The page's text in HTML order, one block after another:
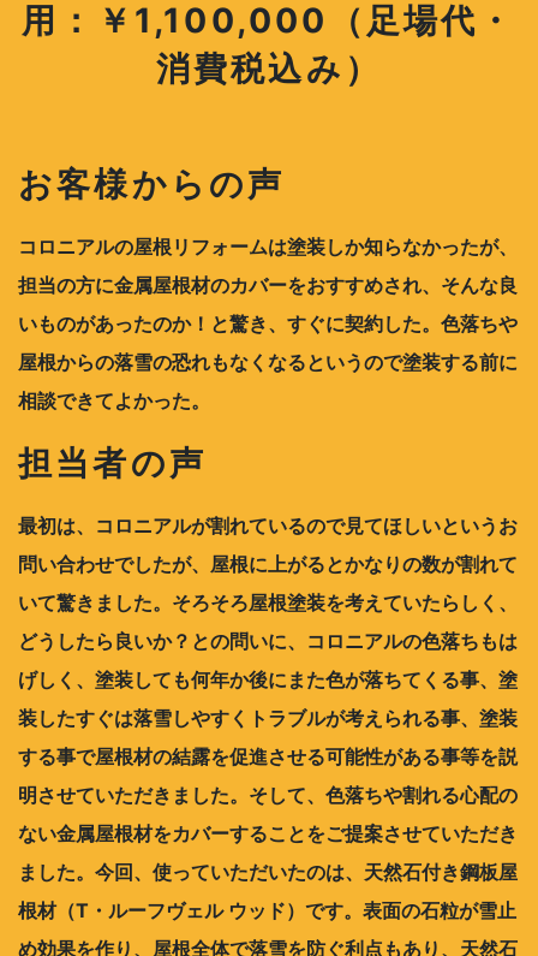
用：￥1,100,000（足場代・
消費税込み）
お客様からの声
コロニアルの屋根リフォームは塗装しか知らなかったが、
担当の方に金属屋根材のカバーをおすすめされ、そんな良
いものがあったのか！と驚き、すぐに契約した。色落ちや
屋根からの落雪の恐れもなくなるというので塗装する前に
相談できてよかった。
担当者の声
最初は、コロニアルが割れているので見てほしいというお
問い合わせでしたが、屋根に上がるとかなりの数が割れて
いて驚きました。そろそろ屋根塗装を考えていたらしく、
どうしたら良いか？との問いに、コロニアルの色落ちもは
げしく、塗装しても何年か後にまた色が落ちてくる事、塗
装したすぐは落雪しやすくトラブルが考えられる事、塗装
する事で屋根材の結露を促進させる可能性がある事等を説
明させていただきました。そして、色落ちや割れる心配の
ない金属屋根材をカバーすることをご提案させていただき
ました。今回、使っていただいたのは、天然石付き鋼板屋
根材（T・ルーフヴェル ウッド）です。表面の石粒が雪止
め効果を作り、屋根全体で落雪を防ぐ利点もあり、天然石